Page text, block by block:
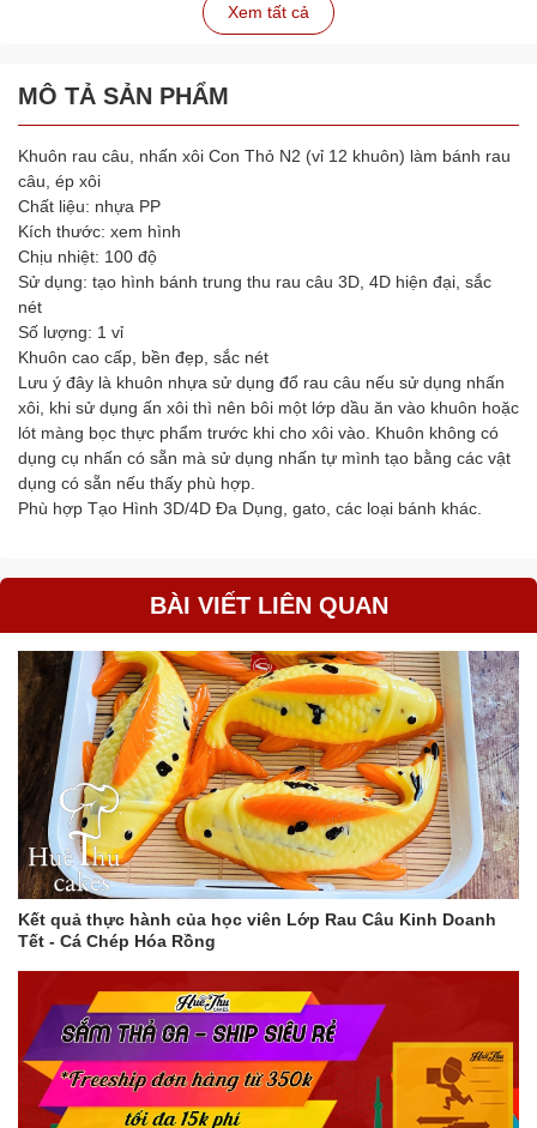
Xem tất cả
MÔ TẢ SẢN PHẨM
Khuôn rau câu, nhấn xôi Con Thỏ N2 (vỉ 12 khuôn) làm bánh rau
câu, ép xôi
Chất liệu: nhựa PP
Kích thước: xem hình
Chịu nhiệt: 100 độ
Sử dụng: tạo hình bánh trung thu rau câu 3D, 4D hiện đại, sắc
nét
Số lượng: 1 vỉ
Khuôn cao cấp, bền đẹp, sắc nét
Lưu ý đây là khuôn nhựa sử dụng đổ rau câu nếu sử dụng nhấn
xôi, khi sử dụng ấn xôi thì nên bôi một lớp dầu ăn vào khuôn hoặc
lót màng bọc thực phẩm trước khi cho xôi vào. Khuôn không có
dụng cụ nhấn có sẵn mà sử dụng nhấn tự mình tạo bằng các vật
dụng có sẵn nếu thấy phù hợp.
Phù hợp Tạo Hình 3D/4D Đa Dụng, gato, các loại bánh khác.
BÀI VIẾT LIÊN QUAN
Kết quả thực hành của học viên Lớp Rau Câu Kinh Doanh
Tết - Cá Chép Hóa Rồng